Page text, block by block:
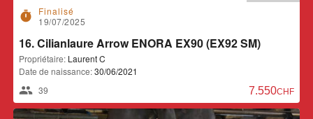
timer
Finalisé
19/07/2025
16. Cilianlaure Arrow ENORA EX90 (EX92 SM)
Propriétaire: Laurent C
Date de naissance:30/06/2021
39
7.550,00